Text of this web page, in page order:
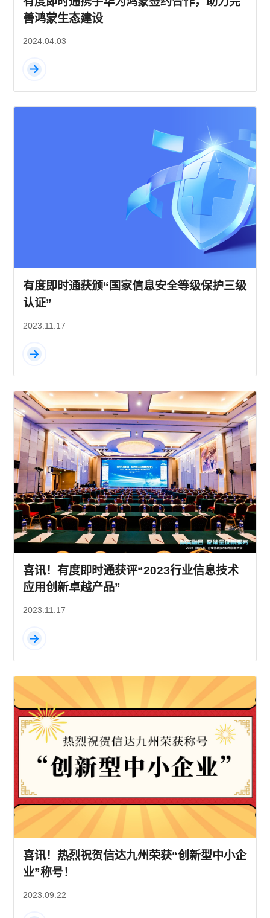
善鸿蒙生态建设
2024.04.03
有度即时通获颁“国家信息安全等级保护三级
认证”
2023.11.17
喜讯！有度即时通获评“2023行业信息技术
应用创新卓越产品”
2023.11.17
喜讯！热烈祝贺信达九州荣获“创新型中小企
业”称号！
2023.09.22